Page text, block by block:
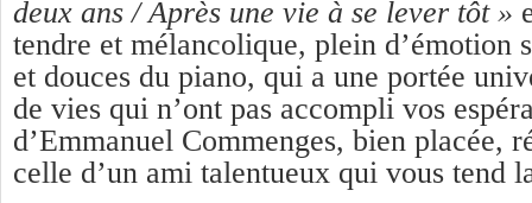
deux ans /Après une vie à se lever tôt »
tendre et mélancolique, plein d’émotion
et douces du piano, qui a une portée
de vies qui n’ont pas accompli vos
d’Emmanuel Commenges, bien placée,
celle d’un ami talentueux qui vous tend